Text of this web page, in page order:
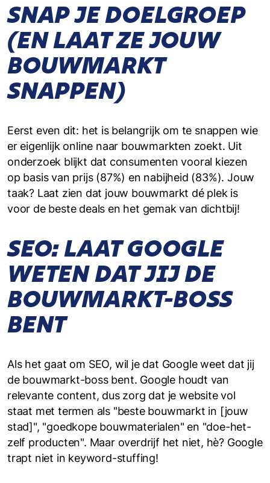
SNAP JE DOELGROEP
(EN LAAT ZE JOUW
BOUWMARKT
SNAPPEN)
Eerst even dit: het is belangrijk om te snappen wie
er eigenlijk online naar bouwmarkten zoekt. Uit
onderzoek blijkt dat consumenten vooral kiezen
op basis van prijs (87%) en nabijheid (83%). Jouw
taak? Laat zien dat jouw bouwmarkt dé plek is
voor de beste deals en het gemak van dichtbij!
SEO: LAAT GOOGLE
WETEN DAT JIJ DE
BOUWMARKT-BOSS
BENT
Als het gaat om SEO, wil je dat Google weet dat jij
de bouwmarkt-boss bent. Google houdt van
relevante content, dus zorg dat je website vol
staat met termen als "beste bouwmarkt in [jouw
stad]", "goedkope bouwmaterialen" en "doe-het-
zelf producten". Maar overdrijf het niet, hè? Google
trapt niet in keyword-stuffing!